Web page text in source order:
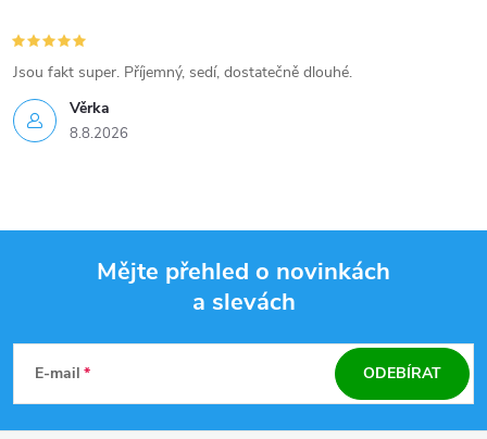
Věrka
8.8.2026
Jsou fakt super. Příjemný, sedí, dostatečně dlouhé.
Mějte přehled o novinkách
a slevách
E-mail ODEBÍRAT